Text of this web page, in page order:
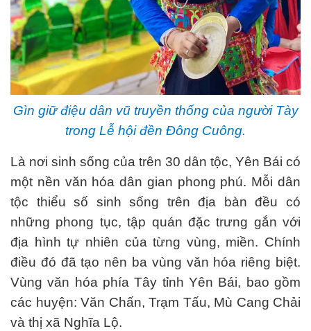
Gìn giữ điệu dân vũ truyền thống của người Tày
trong Lễ hội đền Đông Cuông.
Là nơi sinh sống của trên 30 dân tộc, Yên Bái có
một nền văn hóa dân gian phong phú. Mỗi dân
tộc thiểu số sinh sống trên địa bàn đều có
những phong tục, tập quán đặc trưng gắn với
địa hình tự nhiên của từng vùng, miền. Chính
điều đó đã tạo nên ba vùng văn hóa riêng biệt.
Vùng văn hóa phía Tây tỉnh Yên Bái, bao gồm
các huyện: Văn Chấn, Trạm Tấu, Mù Cang Chải
và thị xã Nghĩa Lộ.